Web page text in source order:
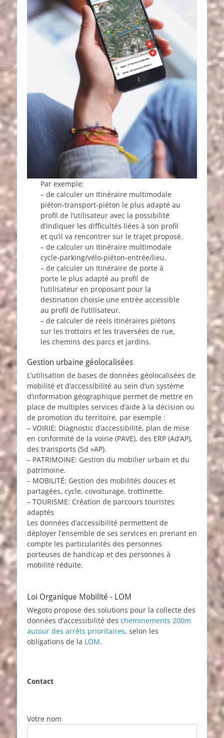
Par exemple:
– de calculer un Itinéraire multimodale
piéton-transport-piéton le plus adapté au
profil de l’utilisateur avec la possibilité
d’indiquer les difficultés liées à son profil
et qu’il va rencontrer sur le trajet proposé.
– de calculer un Itinéraire multimodale
cycle-parking/vélo-piéton-entrée/lieu.
– de calculer un Itinéraire de porte à
porte le plus adapté au profil de
l’utilisateur en proposant pour la
destination choisie une entrée accessible
au profil de l’utilisateur.
– de calculer de réels itinéraires piétons
sur les trottoirs et les traversées de rue,
les chemins des parcs et jardins.
Gestion urbaine géolocalisées
L’utilisation de bases de données géolocalisées de
mobilité et d’accessibilité au sein d’un système
d’information géographique permet de mettre en
place de multiples services d’aide à la décision ou
de promotion du territoire, par exemple :
– VOIRIE: Diagnostic d’accessibilité, plan de mise
en conformité de la voirie (PAVE), des ERP (Ad’AP),
des transports (Sd »AP).
– PATRIMOINE: Gestion du mobilier urbain et du
patrimoine.
– MOBILITÉ: Gestion des mobilités douces et
partagées, cycle, covoiturage, trottinette.
– TOURISME: Création de parcours touristes
adaptés
Les données d’accessibilité permettent de
déployer l’ensemble de ses services en prenant en
compte les particularités des personnes
porteuses de handicap et des personnes à
mobilité réduite.
Loi Organique Mobilité - LOM
Wegoto propose des solutions pour la collecte des
données d’accessibilité des cheminements 200m
autour des arrêts prioritaires, selon les
obligations de la LOM.
Contact
Votre nom